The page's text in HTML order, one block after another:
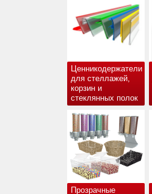
Ценникодержатели
для стеллажей,
корзин и
стеклянных полок
Прозрачные